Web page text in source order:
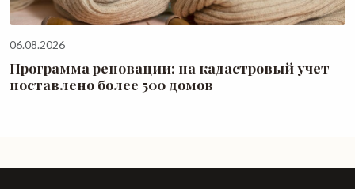
06.08.2026
Программа реновации: на кадастровый учет
поставлено более 500 домов